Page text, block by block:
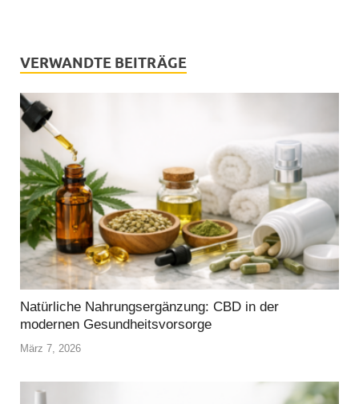
VERWANDTE BEITRÄGE
Natürliche Nahrungsergänzung: CBD in der
modernen Gesundheitsvorsorge
März 7, 2026